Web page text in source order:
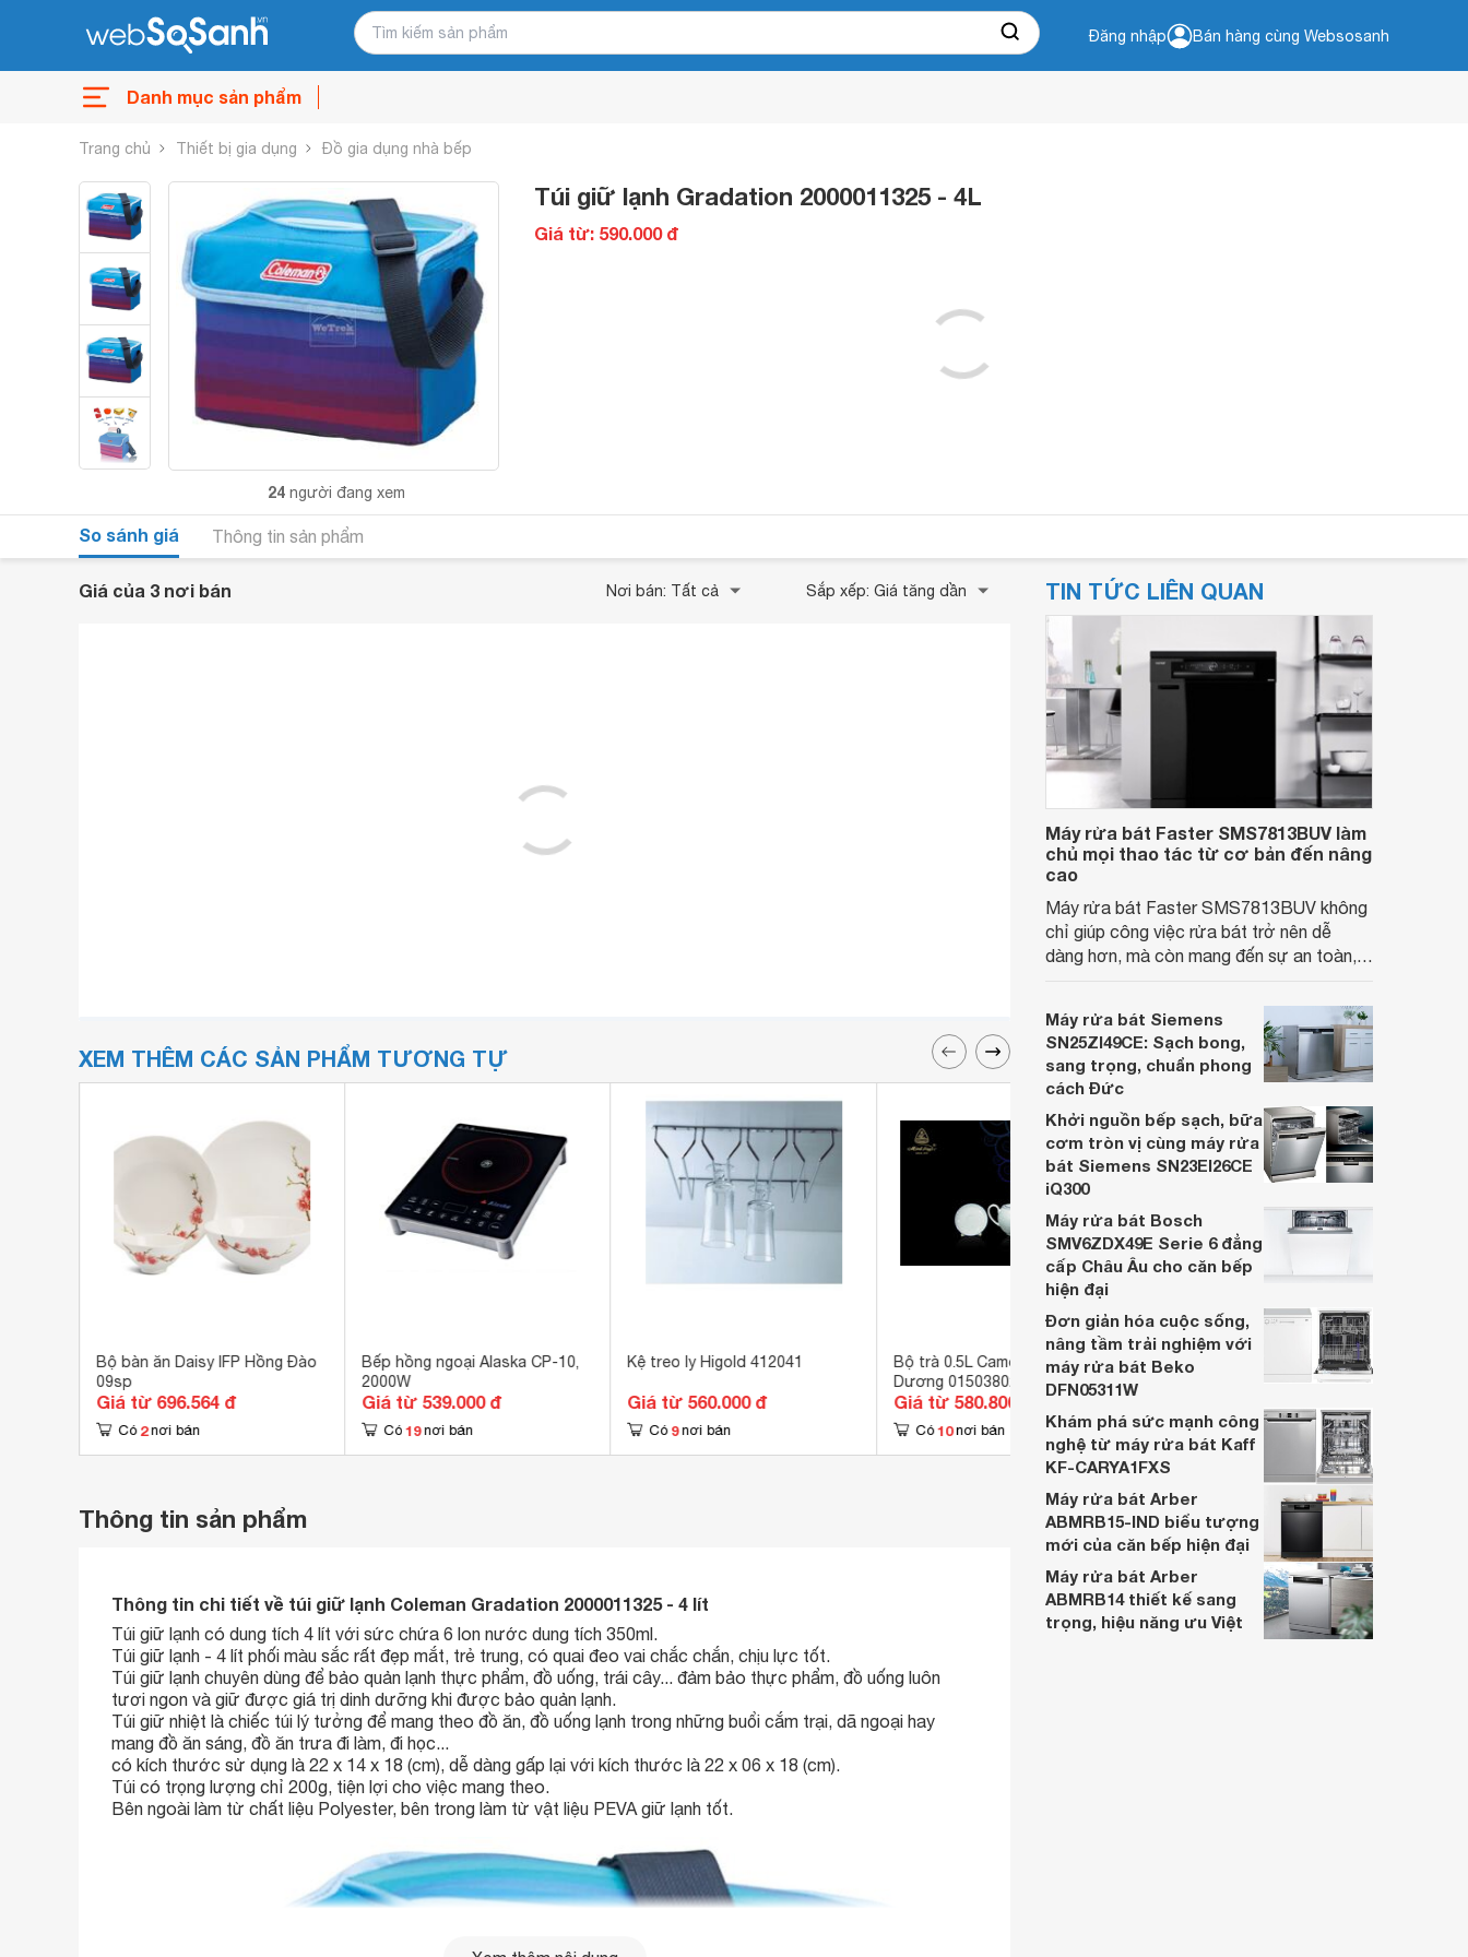
Đăng nhập Bán hàng cùng Websosanh
Danh mục sản phẩm
Trang chủ Thiết bị gia dụng Đồ gia dụng nhà bếp
24 người đang xem
Túi giữ lạnh Gradation 2000011325 - 4L
Giá từ: 590.000 đ
So sánh giá Thông tin sản phẩm
Giá của 3 nơi bán Nơi bán: Tất cả Sắp xếp: Giá tăng dần
XEM THÊM CÁC SẢN PHẨM TƯƠNG TỰ
Bộ bàn ăn Daisy IFP Hồng Đào
09sp
Giá từ 696.564 đ
Có 2 nơi bán
Bếp hồng ngoại Alaska CP-10,
2000W
Giá từ 539.000 đ
Có 19 nơi bán
Kệ treo ly Higold 412041
Giá từ 560.000 đ
Có 9 nơi bán
Bộ trà 0.5L Came Chỉ Xanh
Dương 01503802103 Minh Long
Giá từ 580.800 đ
Có 10 nơi bán
Bộ bàn ăn 9sp daisy IFP Hoàng
Có 2 nơi bán
Thông tin sản phẩm
Thông tin chi tiết về túi giữ lạnh Coleman Gradation 2000011325 - 4 lít
Túi giữ lạnh có dung tích 4 lít với sức chứa 6 lon nước dung tích 350ml.
Túi giữ lạnh - 4 lít phối màu sắc rất đẹp mắt, trẻ trung, có quai đeo vai chắc chắn, chịu lực tốt.
Túi giữ lạnh chuyên dùng để bảo quản lạnh thực phẩm, đồ uống, trái cây... đảm bảo thực phẩm, đồ uống luôn
tươi ngon và giữ được giá trị dinh dưỡng khi được bảo quản lạnh.
Túi giữ nhiệt là chiếc túi lý tưởng để mang theo đồ ăn, đồ uống lạnh trong những buổi cắm trại, dã ngoại hay
mang đồ ăn sáng, đồ ăn trưa đi làm, đi học...
có kích thước sử dụng là 22 x 14 x 18 (cm), dễ dàng gấp lại với kích thước là 22 x 06 x 18 (cm).
Túi có trọng lượng chỉ 200g, tiện lợi cho việc mang theo.
Bên ngoài làm từ chất liệu Polyester, bên trong làm từ vật liệu PEVA giữ lạnh tốt.
TIN TỨC LIÊN QUAN
Máy rửa bát Faster SMS7813BUV làm
chủ mọi thao tác từ cơ bản đến nâng
cao
Máy rửa bát Faster SMS7813BUV không
chỉ giúp công việc rửa bát trở nên dễ
dàng hơn, mà còn mang đến sự an toàn,
Cùng Websosanh.vn đi tìm hiểu những tính
năng nổi bật mà sản phẩm này mang lại
nhé.
Máy rửa bát Siemens
SN25ZI49CE: Sạch bong,
sang trọng, chuẩn phong
cách Đức
Khởi nguồn bếp sạch, bữa
cơm tròn vị cùng máy rửa
bát Siemens SN23EI26CE
iQ300
Máy rửa bát Bosch
SMV6ZDX49E Serie 6 đẳng
cấp Châu Âu cho căn bếp
hiện đại
Đơn giản hóa cuộc sống,
nâng tầm trải nghiệm với
máy rửa bát Beko
DFN05311W
Khám phá sức mạnh công
nghệ từ máy rửa bát Kaff
KF-CARYA1FXS
Máy rửa bát Arber
ABMRB15-IND biểu tượng
mới của căn bếp hiện đại
Máy rửa bát Arber
ABMRB14 thiết kế sang
trọng, hiệu năng ưu Việt